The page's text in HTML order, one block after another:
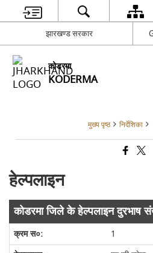
झारखण्ड सरकार
कोडरमा
KODERMA
मुख्य पृष्ठ निर्देशिका
हेल्पलाइन
कोडरमा जिले के हेल्पलाइन दुरभाष
1